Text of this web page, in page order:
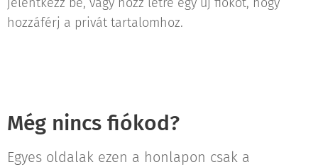
hozzáférj a privát tartalomhoz.
Még nincs fiókod?
Egyes oldalak ezen a honlapon csak a